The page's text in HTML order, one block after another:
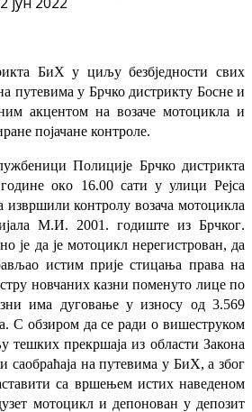
БиХ у циљу безбједности свих
путевима у Брчко дистрикту Босне и
акцентом на возаче мотоцикла и
појачане контроле.
Полиције Брчко дистрикта
не око 16.00 сати у улици Рејса
контролу возача мотоцикла
М.И. 2001. годиште из Брчког.
је да је мотоцикл нерегистрован, да
истим прије стицања права на
новчаних казни поменуто лице по
има дуговање у износу од 3.569
С обзиром да се ради о вишеструком
тешких прекршаја из областиЗакона
саобраћаја на путевима у БиХ, а због
са вршењем истих наведеном
мотоцикл и депонован у депозит